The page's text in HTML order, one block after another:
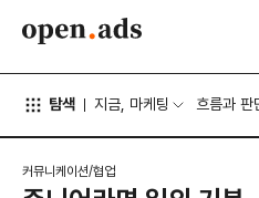
탐색 지금, 마케팅 흐름과 판
커뮤니케이션/협업